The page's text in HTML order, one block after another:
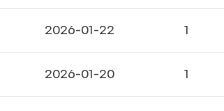
2026-01-22 1
2026-01-20 1